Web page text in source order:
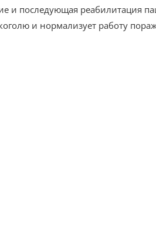
и последующая реабилитация
и нормализует работу